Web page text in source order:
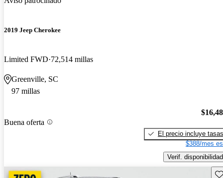
2019 Jeep Cherokee
Limited FWD 72,514 millas
Greenville, SC
97 millas
Buena oferta
El precio incluye tasas
$388/mes
Verif. disponibilidad